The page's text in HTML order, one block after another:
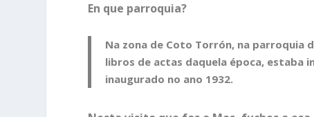
En que parroquia?
Na zona de Coto Torrón, na parroquia
libros de actas daquela época, estaba
inaugurado no ano 1932.